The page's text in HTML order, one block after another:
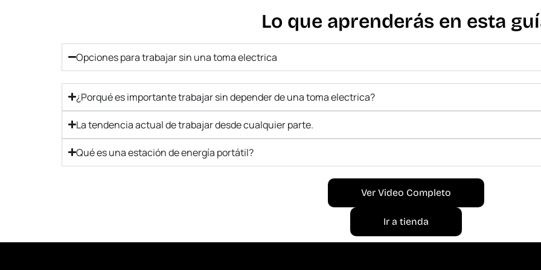
Lo que aprenderás en esta
Opciones para trabajar sin una toma electrica
¿Porqué es importante trabajar sin depender de una toma electrica?
La tendencia actual de trabajar desde cualquier parte.
Qué es una estación de energía portátil?
Ver Video Completo
Ir a tienda